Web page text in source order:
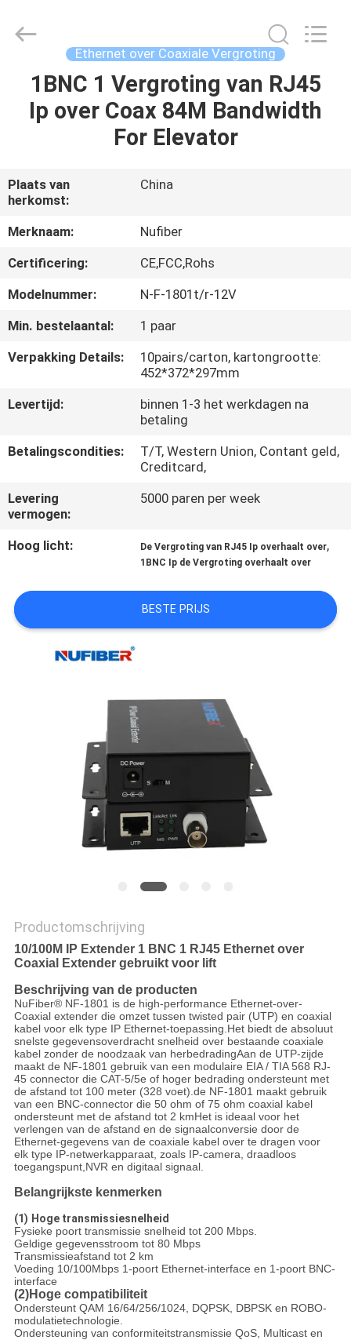
HUIS
PRODUCTEN
ONGEVEER
ONS
FABRIEKSREIS
CONTACTEER
VERZOEK
OM
EEN
SITEMAP
PRIVACYBELEID
Co.,Ltd.
Ethernet over Coaxiale Vergroting
1BNC 1 Vergroting van RJ45
Ip over Coax 84M Bandwidth
For Elevator
Plaats van
herkomst:
China
Merknaam:
Nufiber
Certificering:
CE,FCC,Rohs
Modelnummer:
N-F-1801t/r-12V
Min. bestelaantal:
1 paar
Verpakking Details:
10pairs/carton, kartongrootte:
452*372*297mm
Levertijd:
binnen 1-3 het werkdagen na
betaling
Betalingscondities:
T/T, Western Union, Contant geld,
Creditcard,
Levering
vermogen:
5000 paren per week
Hoog licht: De Vergroting van RJ45 Ip overhaalt over,
1BNC Ip de Vergroting overhaalt over
BESTE PRIJS
Productomschrijving
10/100M IP Extender 1 BNC 1 RJ45 Ethernet over
Coaxial Extender gebruikt voor lift
Beschrijving van de producten
NuFiber® NF-1801 is de high-performance Ethernet-over-
Coaxial extender die omzet tussen twisted pair (UTP) en coaxial
kabel voor elk type IP Ethernet-toepassing.Het biedt de absoluut
snelste gegevensoverdracht snelheid over bestaande coaxiale
kabel zonder de noodzaak van herbedradingAan de UTP-zijde
maakt de NF-1801 gebruik van een modulaire EIA / TIA 568 RJ-
45 connector die CAT-5/5e of hoger bedrading ondersteunt met
de afstand tot 100 meter (328 voet).de NF-1801 maakt gebruik
van een BNC-connector die 50 ohm of 75 ohm coaxial kabel
ondersteunt met de afstand tot 2 kmHet is ideaal voor het
verlengen van de afstand en de signaalconversie door de
Ethernet-gegevens van de coaxiale kabel over te dragen voor
elk type IP-netwerkapparaat, zoals IP-camera, draadloos
toegangspunt,NVR en digitaal signaal.
Belangrijkste kenmerken
(1) Hoge transmissiesnelheid
Fysieke poort transmissie snelheid tot 200 Mbps.
Geldige gegevensstroom tot 80 Mbps
Transmissieafstand tot 2 km
Voeding 10/100Mbps 1-poort Ethernet-interface en 1-poort BNC-
interface
(2)Hoge compatibiliteit
Ondersteunt QAM 16/64/256/1024, DQPSK, DBPSK en ROBO-
modulatietechnologie.
Ondersteuning van conformiteitstransmissie QoS, Multicast en